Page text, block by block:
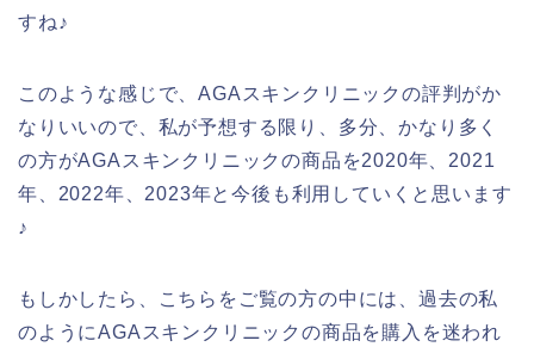
すね♪
このような感じで、AGAスキンクリニックの評判がか
なりいいので、私が予想する限り、多分、かなり多く
の方がAGAスキンクリニックの商品を2020年、2021
年、2022年、2023年と今後も利用していくと思います
♪
もしかしたら、こちらをご覧の方の中には、過去の私
のようにAGAスキンクリニックの商品を購入を迷われ